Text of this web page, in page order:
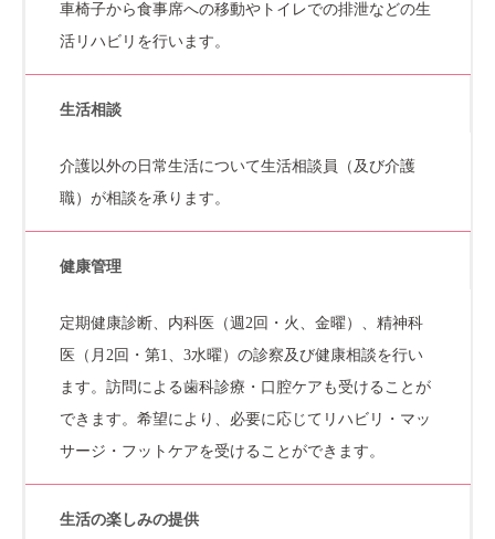
車椅子から食事席への移動やトイレでの排泄などの生
活リハビリを行います。
生活相談
介護以外の日常生活について生活相談員（及び介護
職）が相談を承ります。
健康管理
定期健康診断、内科医（週2回・火、金曜）、精神科
医（月2回・第1、3水曜）の診察及び健康相談を行い
ます。訪問による歯科診療・口腔ケアも受けることが
できます。希望により、必要に応じてリハビリ・マッ
サージ・フットケアを受けることができます。
生活の楽しみの提供